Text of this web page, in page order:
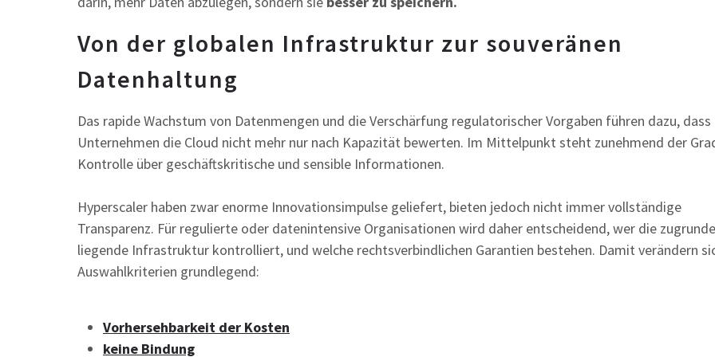
Von der globalen Infrastruktur zur souveränen
Datenhaltung
Das rapide Wachstum von Datenmengen und die Verschärfung regulatorischer Vorgaben führen dazu, dass
Unternehmen die Cloud nicht mehr nur nach Kapazität bewerten. Im Mittelpunkt steht zunehmend der
Kontrolle über geschäftskritische und sensible Informationen.
Hyperscaler haben zwar enorme Innovationsimpulse geliefert, bieten jedoch nicht immer vollständige
Transparenz. Für regulierte oder datenintensive Organisationen wird daher entscheidend, wer die zugrunde
liegende Infrastruktur kontrolliert, und welche rechtsverbindlichen Garantien bestehen. Damit verändern
Auswahlkriterien grundlegend:
Vorhersehbarkeit der Kosten
keine Bindung